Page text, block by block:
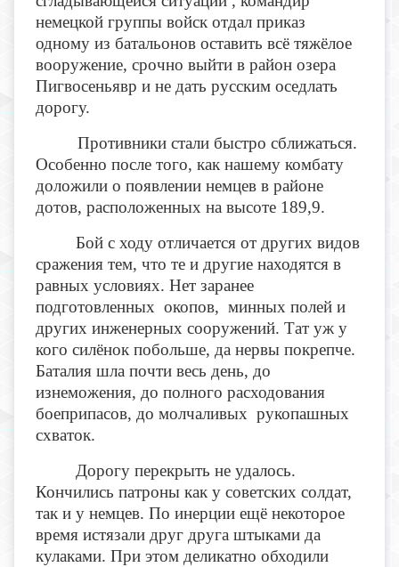
немецкой группы войск отдал приказ
одному из батальонов оставить всё тяжёлое
вооружение, срочно выйти в район озера
Пигвосеньявр и не дать русским оседлать
дорогу.
Противники стали быстро сближаться.
Особенно после того, как нашему комбату
доложили о появлении немцев в районе
дотов, расположенных на высоте 189,9.
Бой с ходу отличается от других видов
сражения тем, что те и другие находятся в
равных условиях. Нет заранее
подготовленных окопов, минных полей и
других инженерных сооружений. Тат уж у
кого силёнок побольше, да нервы покрепче.
Баталия шла почти весь день, до
изнеможения, до полного расходования
боеприпасов, до молчаливых рукопашных
схваток.
Дорогу перекрыть не удалось.
Кончились патроны как у советских солдат,
так и у немцев. По инерции ещё некоторое
время истязали друг друга штыками да
кулаками. При этом деликатно обходили